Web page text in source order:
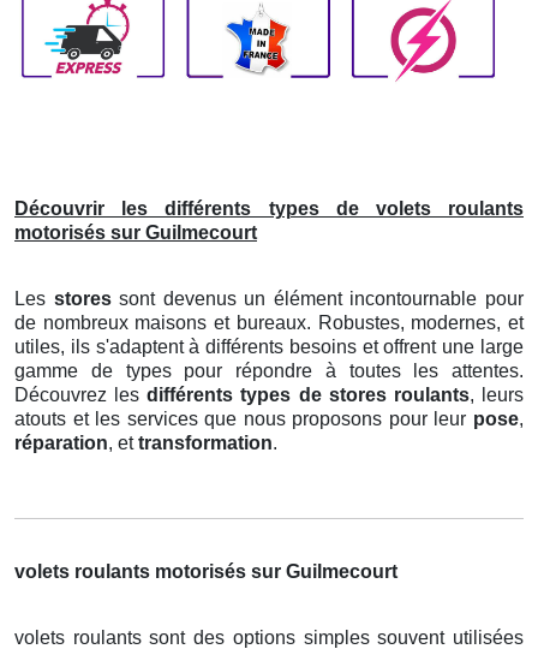
Découvrir les différents types de volets roulants
motorisés sur Guilmecourt
Les storessont devenus un élément incontournable pour
de nombreux maisons et bureaux. Robustes, modernes, et
utiles, ils s'adaptent à différents besoins et offrent une large
gamme de types pour répondre à toutes les attentes.
Découvrez lesdifférents types de stores roulants, leurs
atouts et les services que nous proposons pour leur pose,
réparation, ettransformation.
volets roulants motorisés sur Guilmecourt
volets roulants sont des options simples souvent utilisées